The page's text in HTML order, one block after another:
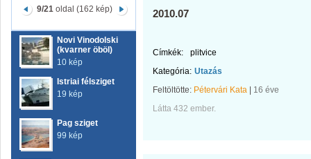
9/21oldal (162 kép)
Novi Vinodolski
(kvarner öböl)
10 kép
Istriai félsziget
19 kép
Pag sziget
99 kép
2010.07
Címkék:
plitvice
Kategória: Utazás
Feltöltötte: Pétervári Kata
16 éve
Látta 432 ember.